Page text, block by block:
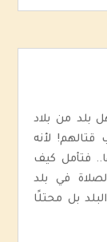
بلد من بلاد
قتالهم! لأنه
فتأمل كيف
في بلد
بل محتلًا